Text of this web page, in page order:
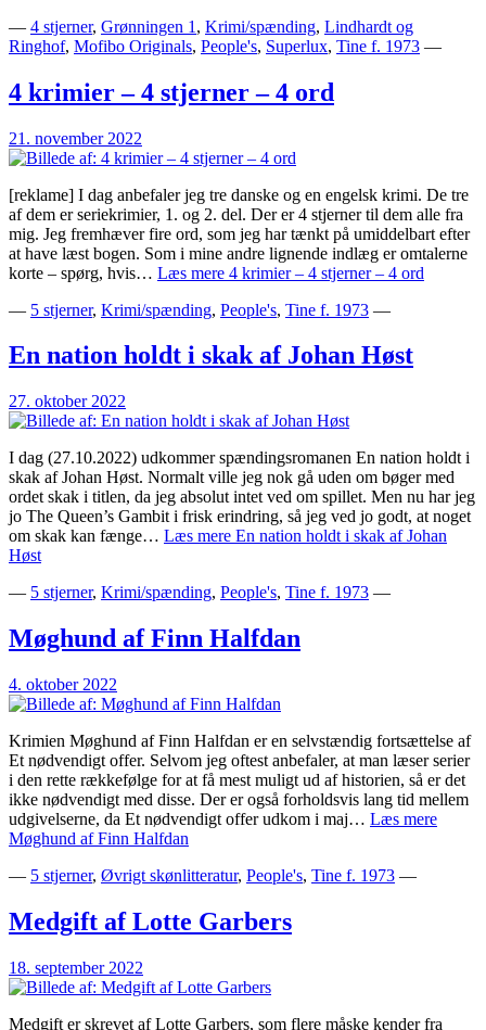
— 4 stjerner, Grønningen 1 , Krimi/spænding, Lindhardt og
Ringhof, Mofibo Originals, People's, Superlux, Tine f. 1973 —
4 krimier – 4 stjerner – 4 ord
21. november 2022
[reklame] I dag anbefaler jeg tre danske og en engelsk krimi. De tre
af dem er seriekrimier, 1. og 2. del. Der er 4 stjerner til dem alle fra
mig. Jeg fremhæver fire ord, som jeg har tænkt på umiddelbart efter
at have læst bogen. Som i mine andre lignende indlæg er omtalerne
korte – spørg, hvis… Læs mere 4 krimier – 4 stjerner – 4 ord
— 5 stjerner, Krimi/spænding, People's, Tine f. 1973 —
En nation holdt i skak af Johan Høst
27. oktober 2022
I dag (27.10.2022) udkommer spændingsromanen En nation holdt i
skak af Johan Høst. Normalt ville jeg nok gå uden om bøger med
ordet skak i titlen, da jeg absolut intet ved om spillet. Men nu har jeg
jo The Queen’s Gambit i frisk erindring, så jeg ved jo godt, at noget
om skak kan fænge… Læs mere En nation holdt i skak af Johan
Høst
— 5 stjerner, Krimi/spænding, People's, Tine f. 1973 —
Møghund af Finn Halfdan
4. oktober 2022
Krimien Møghund af Finn Halfdan er en selvstændig fortsættelse af
Et nødvendigt offer. Selvom jeg oftest anbefaler, at man læser serier
i den rette rækkefølge for at få mest muligt ud af historien, så er det
ikke nødvendigt med disse. Der er også forholdsvis lang tid mellem
udgivelserne, da Et nødvendigt offer udkom i maj… Læs mere
Møghund af Finn Halfdan
— 5 stjerner, Øvrigt skønlitteratur, People's, Tine f. 1973 —
Medgift af Lotte Garbers
18. september 2022
Medgift er skrevet af Lotte Garbers, som flere måske kender fra